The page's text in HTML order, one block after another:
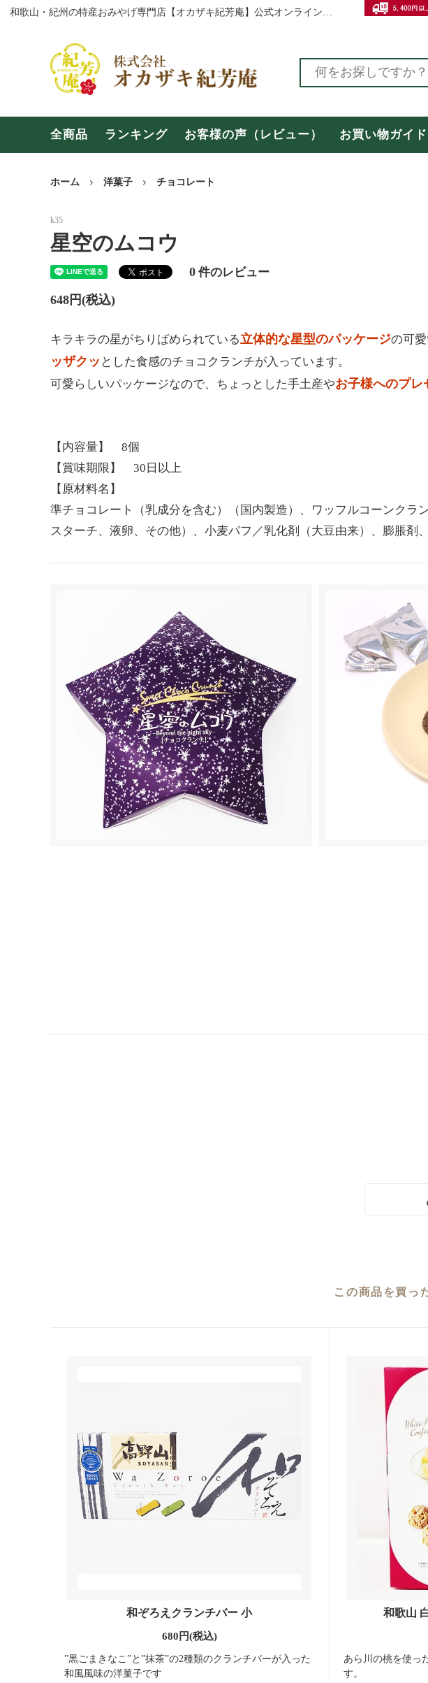
和歌山・紀州の特産おみやげ専門店【オカザキ紀芳庵】公式オンラインショップ
和歌山の商品 奈良の商品
よくある質問
全商品 ランキング お客様の声（レビュー） お買い物ガイド
ホーム 洋菓子 チョコレート
k35
星空のムコウ
0 件のレビュー
648円(税込)
キラキラの星がちりばめられている立体的な星型のパッケージの可
ッザクッ とした食感のチョコクランチが入っています。
可愛らしいパッケージなので、ちょっとした手土産やお子様へのプレ
【内容量】 8個
【賞味期限】 30日以上
【原材料名】
準チョコレート（乳成分を含む）（国内製造）、ワッフルコーンクラ
スターチ、液卵、その他）、小麦パフ／乳化剤（大豆由来）、膨脹剤
この商品を買っ
和ぞろえクランチバー 小
680円(税込)
”黒ごまきなこ”と”抹茶”の2種類のクランチバーが入った
和風風味の洋菓子です
和歌山
あら川の桃を使っ
す。